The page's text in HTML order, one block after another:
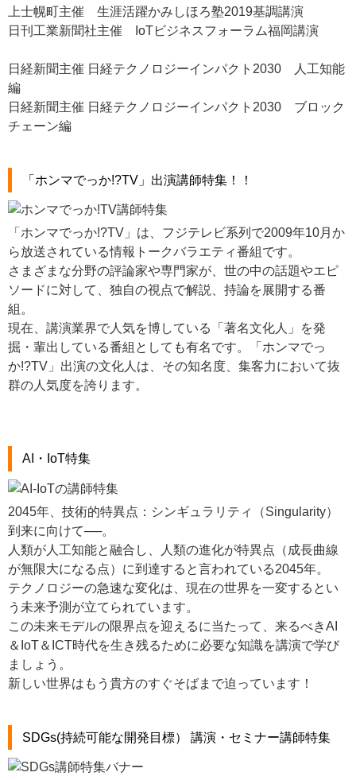
上士幌町主催 生涯活躍かみしほろ塾2019基調講演
日刊工業新聞社主催 IoTビジネスフォーラム福岡講演
日経新聞主催 日経テクノロジーインパクト2030 人工知能
編
日経新聞主催 日経テクノロジーインパクト2030 ブロック
チェーン編
「ホンマでっか!?TV」出演講師特集！！
「ホンマでっか!?TV」は、フジテレビ系列で2009年10月か
ら放送されている情報トークバラエティ番組です。
さまざまな分野の評論家や専門家が、世の中の話題やエピ
ソードに対して、独自の視点で解説、持論を展開する番
組。
現在、講演業界で人気を博している「著名文化人」を発
掘・輩出している番組としても有名です。「ホンマでっ
か!?TV」出演の文化人は、その知名度、集客力において抜
群の人気度を誇ります。
AI・IoT特集
2045年、技術的特異点：シンギュラリティ（Singularity）
到来に向けて──。
人類が人工知能と融合し、人類の進化が特異点（成長曲線
が無限大になる点）に到達すると言われている2045年。
テクノロジーの急速な変化は、現在の世界を一変するとい
う未来予測が立てられています。
この未来モデルの限界点を迎えるに当たって、来るべきAI
＆IoT＆ICT時代を生き残るために必要な知識を講演で学び
ましょう。
新しい世界はもう貴方のすぐそばまで迫っています！
SDGs(持続可能な開発目標） 講演・セミナー講師特集